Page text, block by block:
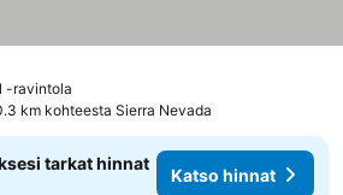
-ravintola
km kohteesta Sierra Nevada
tarkat hinnat
Katso hinnat